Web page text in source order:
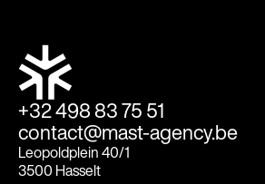
+32 498 83 75 51
contact@mast-agency.be
Leopoldplein 40/1
3500 Hasselt